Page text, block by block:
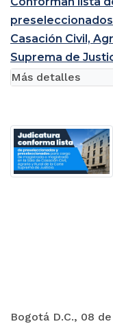
Casación Civil,
Suprema de
Bogotá D.C., 08
Más detalles